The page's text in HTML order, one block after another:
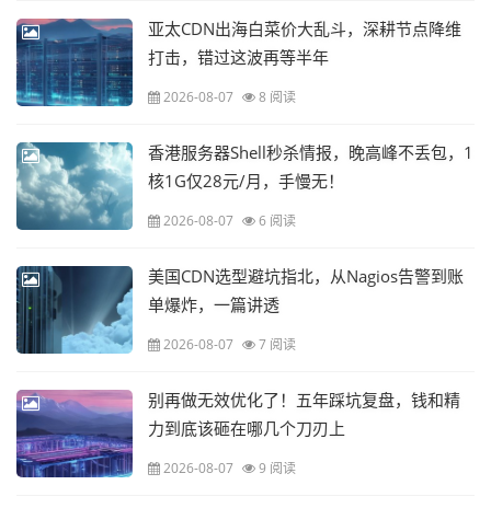
亚太CDN出海白菜价大乱斗，深耕节点降维
打击，错过这波再等半年
2026-08-07 8 阅读
香港服务器Shell秒杀情报，晚高峰不丢包，1
核1G仅28元/月，手慢无！
2026-08-07 6 阅读
美国CDN选型避坑指北，从Nagios告警到账
单爆炸，一篇讲透
2026-08-07 7 阅读
别再做无效优化了！五年踩坑复盘，钱和精
力到底该砸在哪几个刀刃上
2026-08-07 9 阅读